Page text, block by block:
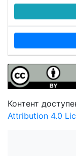
Контент
Attribution 4.0